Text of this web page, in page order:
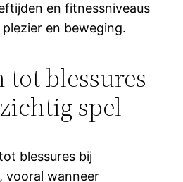
en fitnessniveaus
en beweging.
tot blessures
spel
blessures bij
vooral wanneer